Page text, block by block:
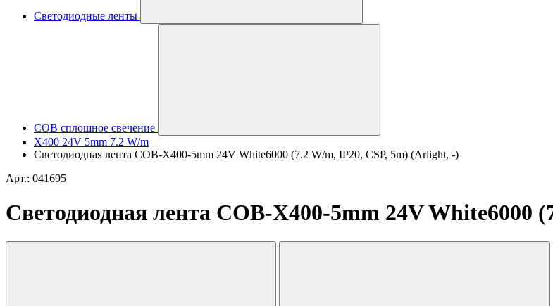
Светодиодные ленты
COB сплошное свечение
X400 24V 5mm 7.2 W/m
Светодиодная лента COB-X400-5mm 24V White6000 (7.2 W/m, IP20, CSP, 5m) (Arlight, -)
Арт.: 041695
Светодиодная лента COB-X400-5mm 24V White6000